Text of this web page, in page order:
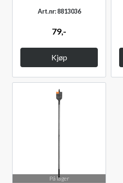
Art.nr: 8813036
79,-
Kjøp
På lager